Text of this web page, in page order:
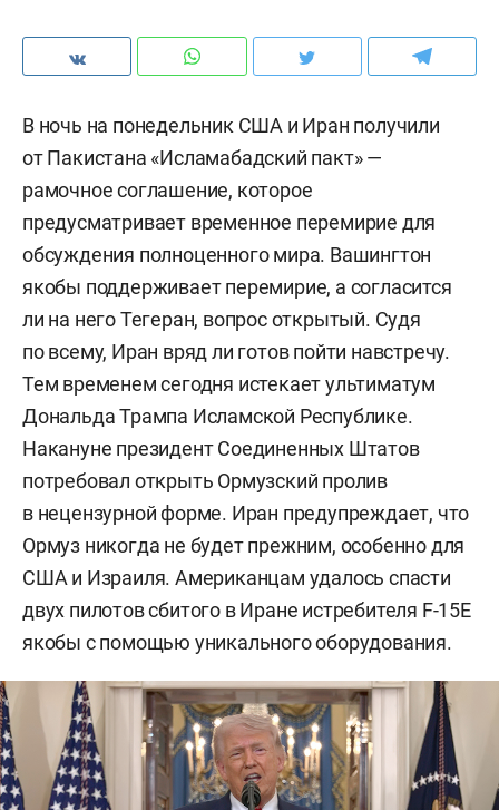
В ночь на понедельник США и Иран получили
от Пакистана «Исламабадский пакт» —
рамочное соглашение, которое
предусматривает временное перемирие для
обсуждения полноценного мира. Вашингтон
якобы поддерживает перемирие, а согласится
ли на него Тегеран, вопрос открытый. Судя
по всему, Иран вряд ли готов пойти навстречу.
Тем временем сегодня истекает ультиматум
Дональда Трампа Исламской Республике.
Накануне президент Соединенных Штатов
потребовал открыть Ормузский пролив
в нецензурной форме. Иран предупреждает, что
Ормуз никогда не будет прежним, особенно для
США и Израиля. Американцам удалось спасти
двух пилотов сбитого в Иране истребителя F-15E
якобы с помощью уникального оборудования.